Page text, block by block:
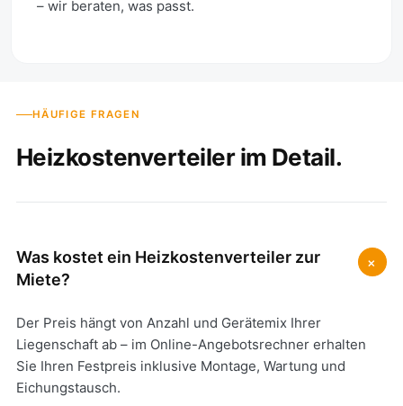
– wir beraten, was passt.
HÄUFIGE FRAGEN
Heizkostenverteiler im Detail.
Was kostet ein Heizkostenverteiler zur
Miete?
+
Der Preis hängt von Anzahl und Gerätemix Ihrer
Liegenschaft ab – im Online-Angebotsrechner erhalten
Sie Ihren Festpreis inklusive Montage, Wartung und
Eichungstausch.